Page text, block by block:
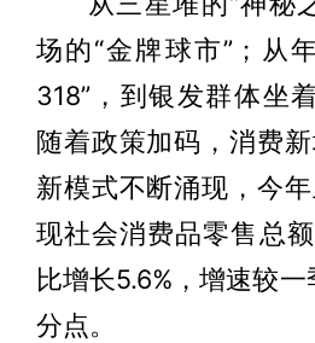
场的“金牌球市”；从
318”，到银发群体坐
随着政策加码，消费新
新模式不断涌现，今
现社会消费品零售总
比增长5.6%，增速较
分点。